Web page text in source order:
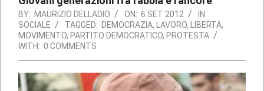
BY: MAURIZIO DELLADIO ON: 6 SET 2012
IN:
SOCIALE
TAGGED: DEMOCRAZIA, LAVORO, LIBERTÀ,
MOVIMENTO, PARTITO DEMOCRATICO, PROTESTA
WITH: 0 COMMENTS